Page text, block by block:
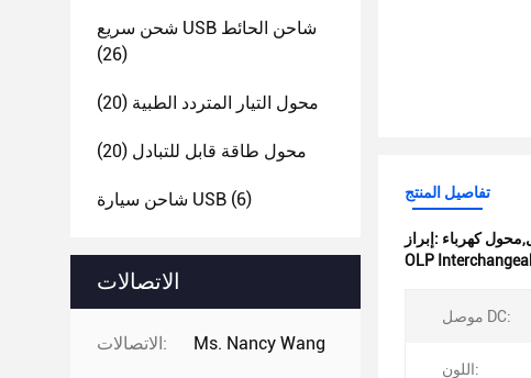
شحن سريع USB شاحن الحائط
(26)
محول التيار المتردد الطبية (20)
محول طاقة قابل للتبادل (20)
شاحن سيارة USB (6)
الاتصالات
الاتصالات: Ms. Nancy Wang
تفاصيل المنتج
إبراز:
OLP
موصل DC:
اللون: